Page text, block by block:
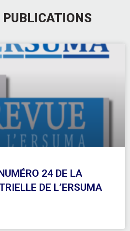
PUBLICATIONS
24 DE LA
DE L’ERSUMA